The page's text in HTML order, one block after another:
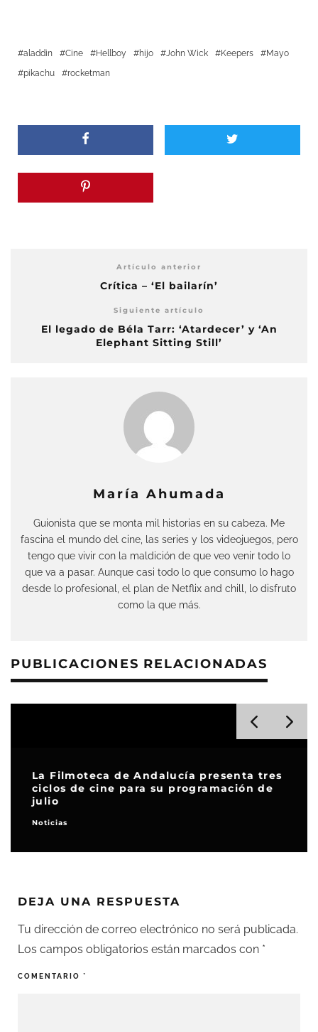
aladdin Cine Hellboy hijo John Wick Keepers
Mayo
pikachu
rocketman
Artículo anterior
Crítica – ‘El bailarín’
Siguiente artículo
El legado de Béla Tarr: ‘Atardecer’ y ‘An
Elephant Sitting Still’
María Ahumada
Guionista que se monta mil historias en su cabeza. Me
fascina el mundo del cine, las series y los videojuegos, pero
tengo que vivir con la maldición de que veo venir todo lo
que va a pasar. Aunque casi todo lo que consumo lo hago
desde lo profesional, el plan de Netflix and chill, lo disfruto
como la que más.
PUBLICACIONES RELACIONADAS
La Filmoteca de Andalucía presenta tres
ciclos de cine para su programación de
julio
Noticias
DEJA UNA RESPUESTA
Tu dirección de correo electrónico no será publicada.
Los campos obligatorios están marcados con *
COMENTARIO *